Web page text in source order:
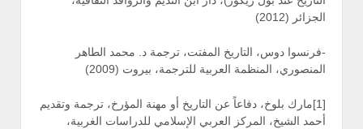
الجزائر (2012)
-فرنسوا دوس، التاريخ المفتت، ترجمة د. محمد الطاهر
المنصوري، المنظمة العربية للترجمة، بيروت (2009)
[1]مارك بلوخ، دفاعاً عن التاريخ أو مهنة المؤرخ، ترجمة وتقديم
أحمد الشيخ، المركز العربي الإسلامي للدراسات الغربية،